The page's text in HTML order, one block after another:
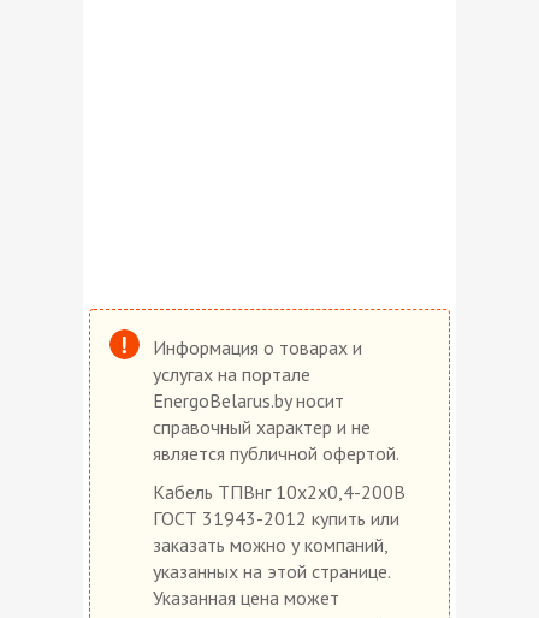
Информация о товарах и
услугах на портале
EnergoBelarus.by носит
справочный характер и не
является публичной офертой.
Кабель ТПВнг 10х2х0,4-200В
ГОСТ 31943-2012 купить или
заказать можно у компаний,
указанных на этой странице.
Указанная цена может